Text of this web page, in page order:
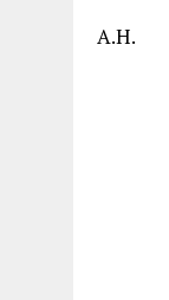
A.H.